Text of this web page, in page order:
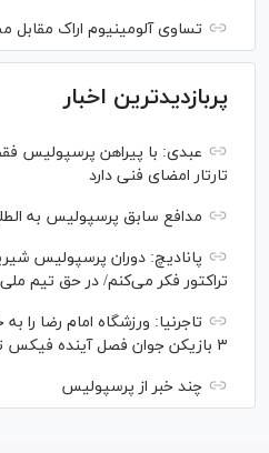
تساوی آلومینیوم اراک
پربازدیدترین اخبار
عبدی: با پیراهن پرسپولیس
تارتار امضای فنی دارد
مدافع سابق پرسپولیس به
پانادیچ: دوران پرسپولیس
تراکتور فکر می‌کنم/ در حق تیم
تاجرنیا: ورزشگاه امام رضا را
۳ بازیکن جوان فصل آینده فیکس ترکیب می‌شوند
چند خبر از پرسپولیس